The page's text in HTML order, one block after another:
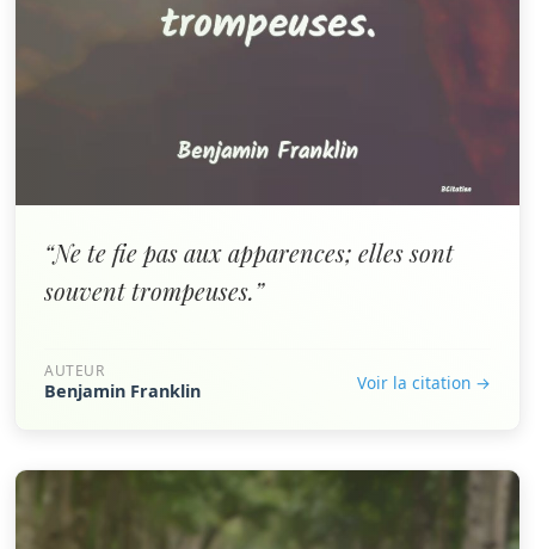
“Ne te fie pas aux apparences; elles sont
souvent trompeuses.”
AUTEUR
Benjamin Franklin Voir la citation →